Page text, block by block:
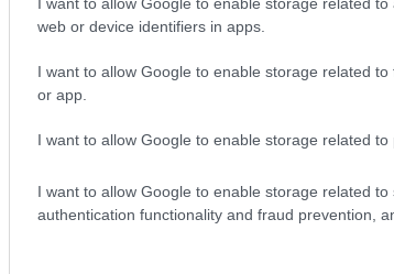
web or device identifiers in apps.
I want to allow Google to enable storage related
or app.
I want to allow Google to enable storage related to
I want to allow Google to enable storage related to
authentication functionality and fraud prevention,